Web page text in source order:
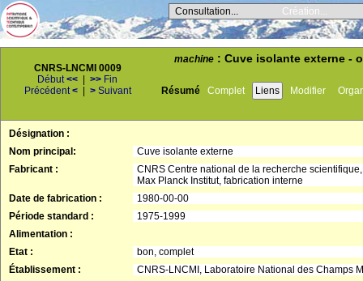
Consultation... Création...
CNRS-LNCMI 0009
Début<< >> Fin
Précédent< > Suivant
machine : Cuve isolante externe -
Résumé Complet Liens Modifier
Désignation :
Nom principal:
Cuve isolante externe
Fabricant :
CNRS Centre national de la recherche
Max Planck Institut, fabrication interne
Date de fabrication :
1980-00-00
Période standard :
1975-1999
Alimentation :
Etat :
bon, complet
Établissement :
CNRS-LNCMI, Laboratoire National des Champs